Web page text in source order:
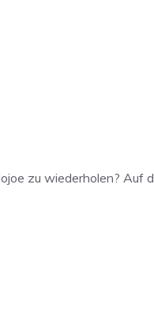
zu wiederholen? Auf